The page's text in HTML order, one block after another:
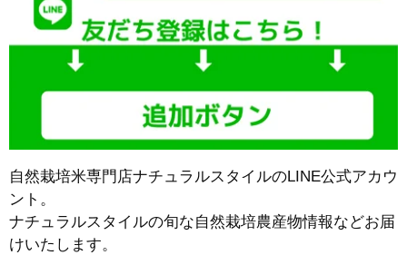
自然栽培米専門店ナチュラルスタイルのLINE公式アカウ
ント。
ナチュラルスタイルの旬な自然栽培農産物情報などお届
けいたします。